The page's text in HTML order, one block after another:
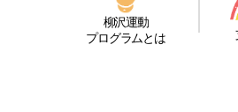
柳沢運動
プログラムとは